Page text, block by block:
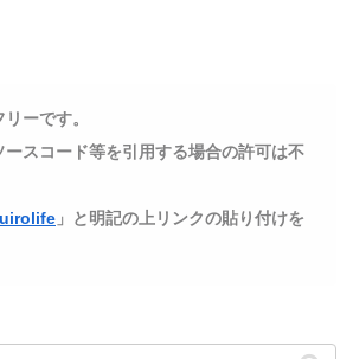
ーです。
スコード等を引用する場合の許可は不
」と明記の上リンクの貼り付けを